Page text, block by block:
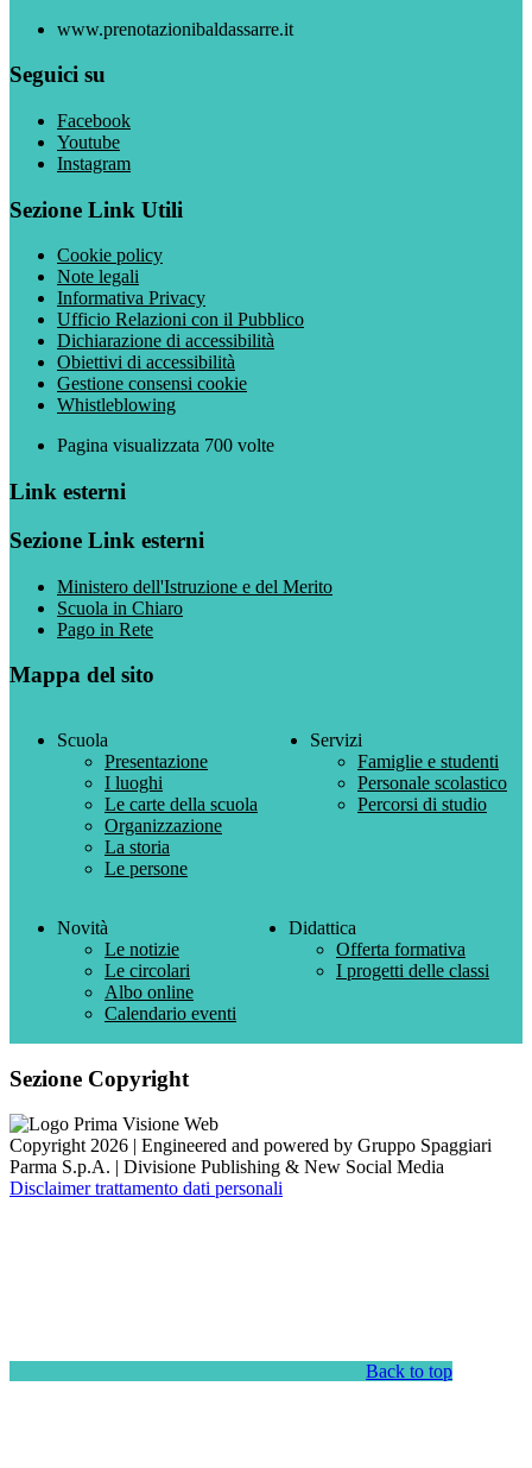
www.prenotazionibaldassarre.it
Seguici su
Facebook
Youtube
Instagram
Sezione Link Utili
Cookie policy
Note legali
Informativa Privacy
Ufficio Relazioni con il Pubblico
Dichiarazione di accessibilità
Obiettivi di accessibilità
Gestione consensi cookie
Whistleblowing
Pagina visualizzata 700 volte
Link esterni
Sezione Link esterni
Ministero dell'Istruzione e del Merito
Scuola in Chiaro
Pago in Rete
Mappa del sito
Scuola
Presentazione
I luoghi
Le carte della scuola
Organizzazione
La storia
Le persone
Servizi
Famiglie e studenti
Personale scolastico
Percorsi di studio
Novità
Le notizie
Le circolari
Albo online
Calendario eventi
Didattica
Offerta formativa
I progetti delle classi
Sezione Copyright
Copyright 2026 | Engineered and powered by Gruppo Spaggiari
Parma S.p.A. | Divisione Publishing & New Social Media
Disclaimer trattamento dati personali
Back to top